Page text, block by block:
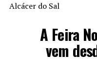
Alcácer do Sal
A Feira
vem